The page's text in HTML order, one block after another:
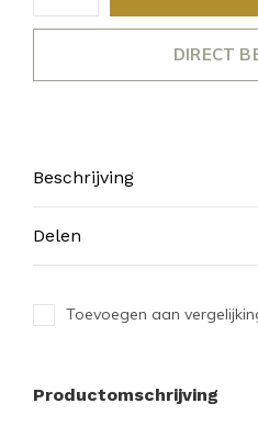
DIRECT
Beschrijving
Delen
Toevoegen aan
Productomschrijving